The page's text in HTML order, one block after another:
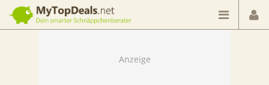
Dein smarter Schnäppchenberater